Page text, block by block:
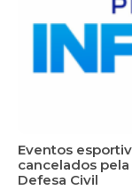
Eventos
cancelados
Defesa Civil